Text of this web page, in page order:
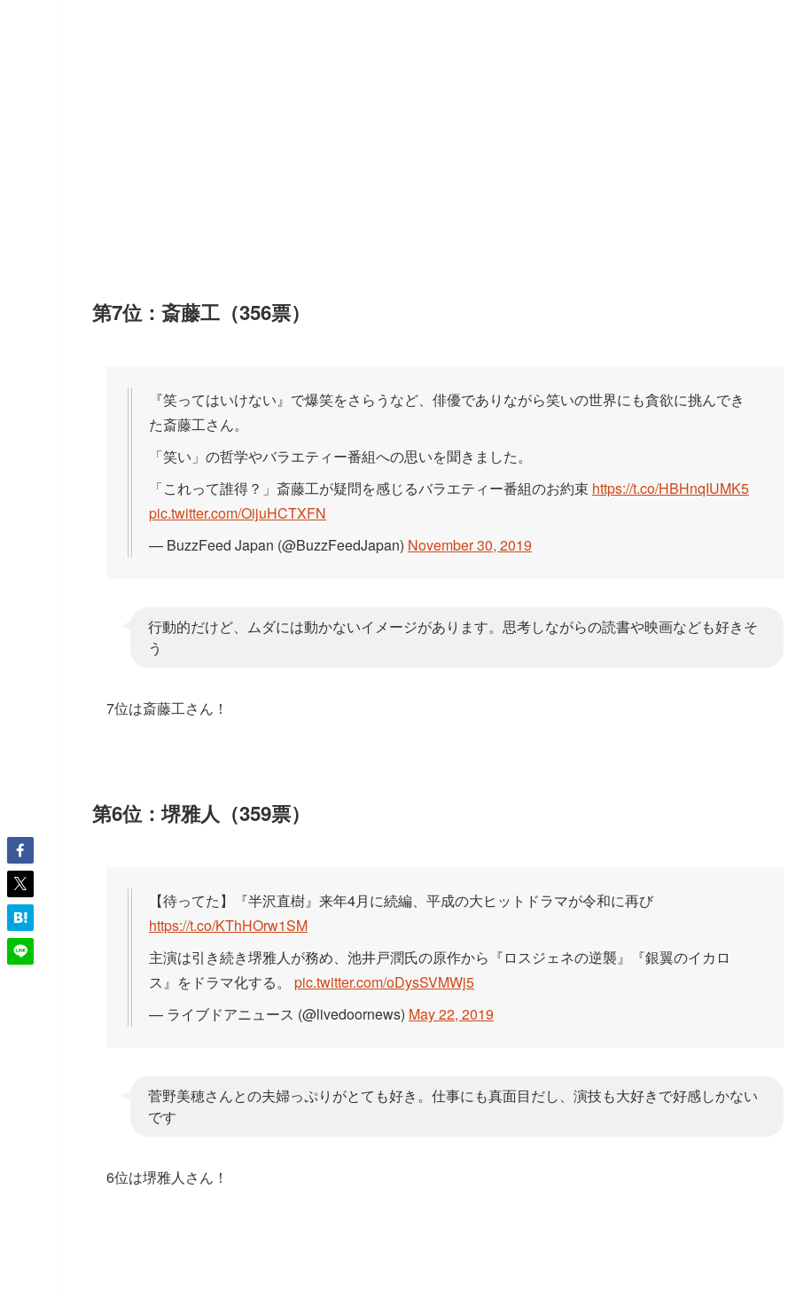
第7位：斎藤工（356票）
『笑ってはいけない』で爆笑をさらうなど、俳優でありながら笑いの世界にも貪欲に挑んでき
た斎藤工さん。
「笑い」の哲学やバラエティー番組への思いを聞きました。
「これって誰得？」斎藤工が疑問を感じるバラエティー番組のお約束 https://t.co/HBHnqIUMK5
pic.twitter.com/OijuHCTXFN
— BuzzFeed Japan (@BuzzFeedJapan) November 30, 2019
行動的だけど、ムダには動かないイメージがあります。思考しながらの読書や映画なども好きそ
う
7位は斎藤工さん！
第6位：堺雅人（359票）
【待ってた】『半沢直樹』来年4月に続編、平成の大ヒットドラマが令和に再び
https://t.co/KThHOrw1SM
主演は引き続き堺雅人が務め、池井戸潤氏の原作から『ロスジェネの逆襲』『銀翼のイカロ
ス』をドラマ化する。 pic.twitter.com/oDysSVMWj5
— ライブドアニュース (@livedoornews) May 22, 2019
菅野美穂さんとの夫婦っぷりがとても好き。仕事にも真面目だし、演技も大好きで好感しかない
です
6位は堺雅人さん！